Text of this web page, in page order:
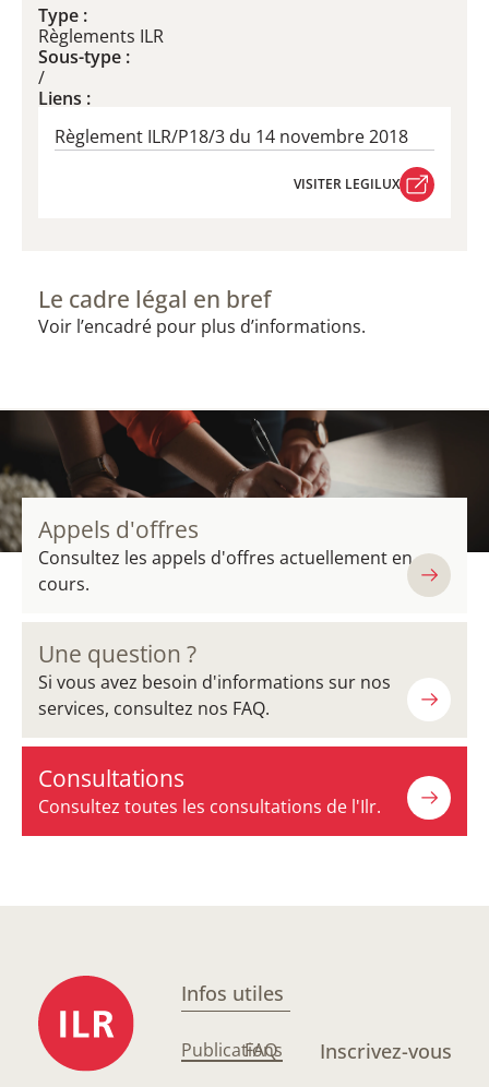
Type :
Règlements ILR
Sous-type :
/
Liens :
Règlement ILR/P18/3 du 14 novembre 2018
VISITER LEGILUX
Le cadre légal en bref
Voir l’encadré pour plus d’informations.
Appels d'offres
Consultez les appels d'offres actuellement en
cours.
Une question ?
Si vous avez besoin d'informations sur nos
services, consultez nos FAQ.
Consultations
Consultez toutes les consultations de l'Ilr.
Infos utiles
Publications
FAQ Inscrivez-vous